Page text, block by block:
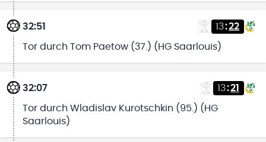
32:51 13:22
Tor durch Tom Paetow (37.) (HG Saarlouis)
32:07 13:21
Tor durch Wladislav Kurotschkin (95.) (HG
Saarlouis)